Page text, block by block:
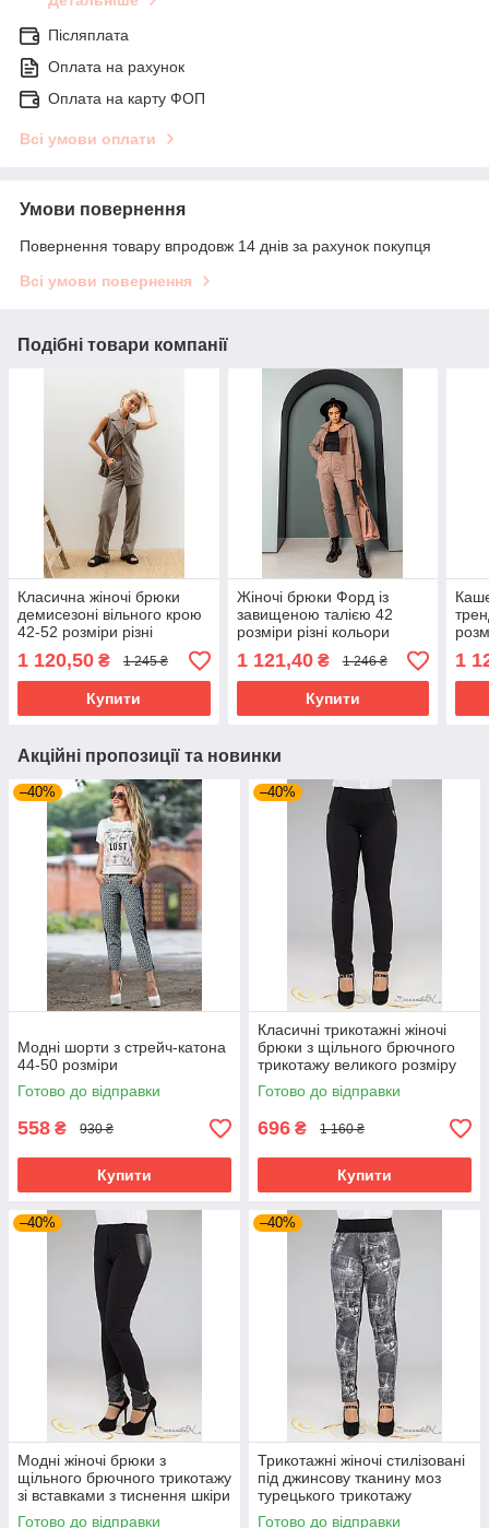
Післяплата
Оплата на рахунок
Оплата на карту ФОП
Всі умови оплати
Умови повернення
Повернення товару впродовж 14 днів за рахунок покупця
Всі умови повернення
Подібні товари компанії
Класична жіночі брюки
демисезоні вільного крою
42-52 розміри різні
кольори
1 120,50 ₴ 1 245 ₴
Купити
Жіночі брюки Форд із
завищеною талією 42
розміри різні кольори
1 121,40₴ 1 246 ₴
Купити
1
Акційні пропозиції та новинки
–40%
Модні шорти з стрейч-катона
44-50 розміри
Готово до відправки
558 ₴ 930 ₴
Купити
–40%
Класичні трикотажні жіночі
брюки з щільного брючного
трикотажу великого розміру
50
Готово до відправки
696 ₴ 1 160 ₴
Купити
–40%
Модні жіночі брюки з
щільного брючного трикотажу
зі вставками з тиснення шкіри
великого розміру 48-52
Готово до відправки
–40%
Трикотажні жіночі стилізовані
під джинсову тканину моз
турецького трикотажу
великого розміру 48-52
Готово до відправки